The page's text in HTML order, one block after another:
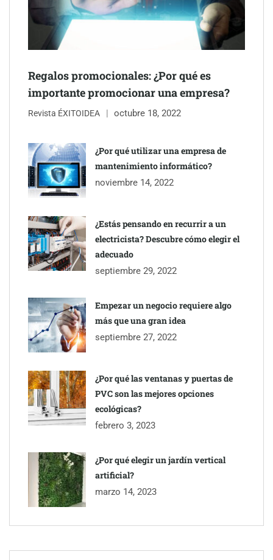
Última llamada: los destinos con las mayores caídas de precios
TBKids impulsa su expansión nacional con un modelo de
franquicia que redefine la educación tecnológica
Millones de desplazamientos en verano reabren el debate sobre
la seguridad en las carreteras, según SMA Road Safety
Perfumería Laura incorpora Nasomatto a su selección de
Regalos promocionales: ¿Por qué es
importante promocionar una empresa?
Revista ÉXITOIDEA octubre 18, 2022
¿Por qué utilizar una empresa de
mantenimiento informático?
noviembre 14, 2022
¿Estás pensando en recurrir a un
electricista? Descubre cómo elegir el
adecuado
septiembre 29, 2022
Empezar un negocio requiere algo
más que una gran idea
septiembre 27, 2022
¿Por qué las ventanas y puertas de
PVC son las mejores opciones
ecológicas?
febrero 3, 2023
¿Por qué elegir un jardín vertical
artificial?
marzo 14, 2023